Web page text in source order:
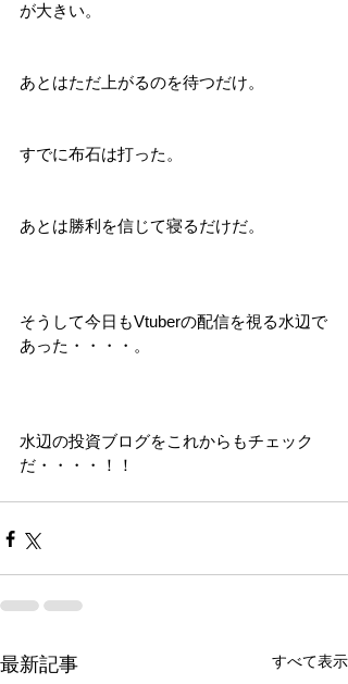
が大きい。
あとはただ上がるのを待つだけ。
すでに布石は打った。
あとは勝利を信じて寝るだけだ。
そうして今日もVtuberの配信を視る水辺で
あった・・・・。
水辺の投資ブログをこれからもチェック
だ・・・・！！
最新記事 すべて表示